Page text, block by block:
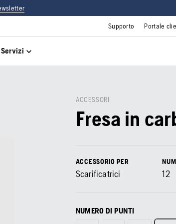
Supporto Portale
Servizi
ACCESSORI
Fresa in
ACCESSORIO PER
Scarificatrici 12
NUMERO DI PUNTI